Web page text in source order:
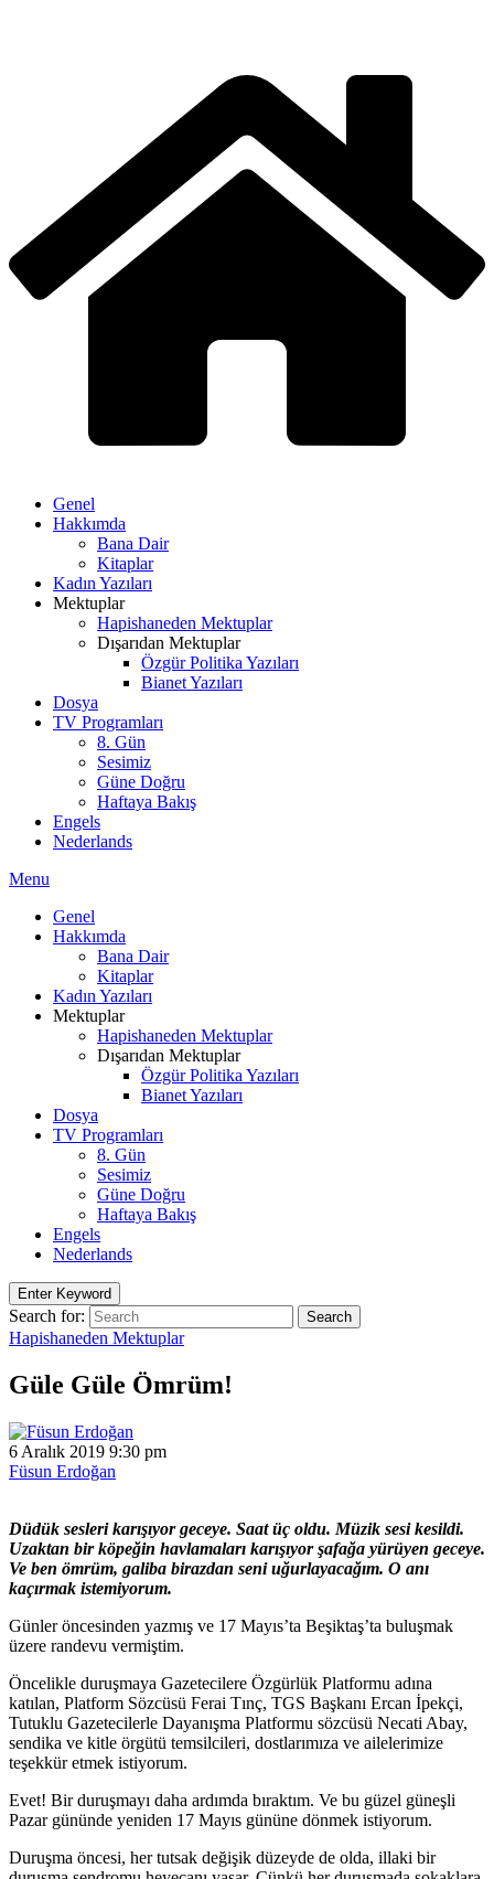
Genel
Hakkımda
Bana Dair
Kitaplar
Kadın Yazıları
Mektuplar
Hapishaneden Mektuplar
Dışarıdan Mektuplar
Özgür Politika Yazıları
Bianet Yazıları
Dosya
TV Programları
8. Gün
Sesimiz
Güne Doğru
Haftaya Bakış
Engels
Nederlands
Menu
Genel
Hakkımda
Bana Dair
Kitaplar
Kadın Yazıları
Mektuplar
Hapishaneden Mektuplar
Dışarıdan Mektuplar
Özgür Politika Yazıları
Bianet Yazıları
Dosya
TV Programları
8. Gün
Sesimiz
Güne Doğru
Haftaya Bakış
Engels
Nederlands
Enter Keyword
Search for: Search
Hapishaneden Mektuplar
Güle Güle Ömrüm!
6 Aralık 2019 9:30 pm
Füsun Erdoğan
Düdük sesleri karışıyor geceye. Saat üç oldu. Müzik sesi kesildi.
Uzaktan bir köpeğin havlamaları karışıyor şafağa yürüyen geceye.
Ve ben ömrüm, galiba birazdan seni uğurlayacağım. O anı
kaçırmak istemiyorum.
Günler öncesinden yazmış ve 17 Mayıs’ta Beşiktaş’ta buluşmak
üzere randevu vermiştim.
Öncelikle duruşmaya Gazetecilere Özgürlük Platformu adına
katılan, Platform Sözcüsü Ferai Tınç, TGS Başkanı Ercan İpekçi,
Tutuklu Gazetecilerle Dayanışma Platformu sözcüsü Necati Abay,
sendika ve kitle örgütü temsilcileri, dostlarımıza ve ailelerimize
teşekkür etmek istiyorum.
Evet! Bir duruşmayı daha ardımda bıraktım. Ve bu güzel güneşli
Pazar gününde yeniden 17 Mayıs gününe dönmek istiyorum.
Duruşma öncesi, her tutsak değişik düzeyde de olda, illaki bir